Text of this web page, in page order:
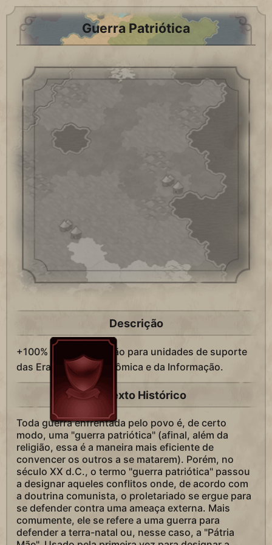
Guerra Patriótica
Descrição
+100% de
produção para unidades de suporte
das Eras Moderna, Atômica e da Informação.
Contexto Histórico
Toda guerra enfrentada pelo povo é, de certo
modo, uma "guerra patriótica" (afinal, além da
religião, essa é a maneira mais eficiente de
convencer os outros a se matarem). Porém, no
século XX d.C., o termo "guerra patriótica" passou
a designar aqueles conflitos onde, de acordo com
a doutrina comunista, o proletariado se ergue para
se defender contra uma ameaça externa. Mais
comumente, ele se refere a uma guerra para
defender a terra-natal ou, nesse caso, a "Pátria